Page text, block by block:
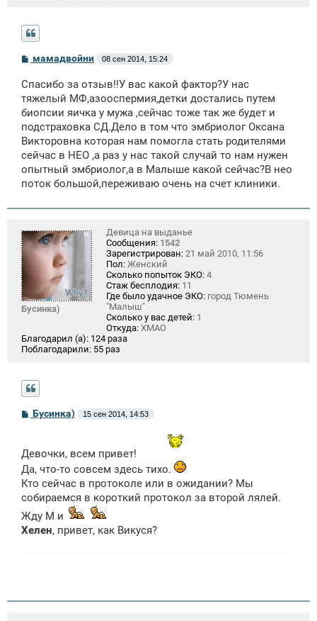
С
о
б
щ
н
и
мамадвойни 08 сен 2014, 15:24
Спасибо за отзыв!!У вас какой фактор?У нас
тяжелый МФ,азооспермия,детки достались путем
биопсии яичка у мужа ,сейчас тоже так же будет и
подстраховка СД.Дело в том что эмбриолог Оксана
Викторовна которая нам помогла стать родителями
сейчас в НЕО ,а раз у нас такой случай то нам нужен
опытный эмбриолог,а в Малыше какой сейчас?В нео
поток большой,переживаю очень на счет клиники.
Бусинка)
Девица на выданье
Сообщения: 1542
Зарегистрирован: 21 май 2010, 11:56
Пол: Женский
Сколько попыток ЭКО: 4
Стаж бесплодия: 11
Где было удачное ЭКО: город Тюмень
"Малыш"
Сколько у вас детей: 1
Откуда: ХМАО
Благодарил (а): 124 раза
Поблагодарили: 55 раз
С
о
щ
н
и
Бусинка) 15 сен 2014, 14:53
Девочки, всем привет!
Да, что-то совсем здесь тихо.
Кто сейчас в протоколе или в ожидании? Мы
собираемся в короткий протокол за второй лялей.
Жду М и
Хелен, привет, как Викуся?